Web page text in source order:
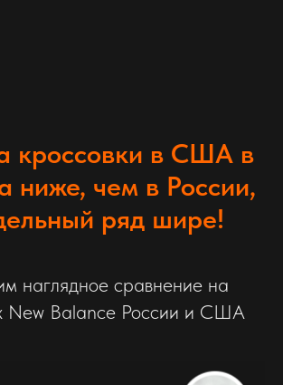
кроссовки в США в
ниже, чем в России,
ряд шире!
наглядное сравнение на
New Balance России и США